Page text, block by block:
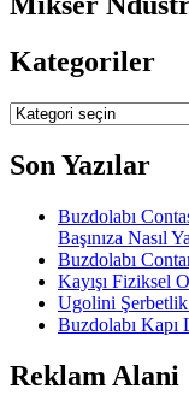
Kategoriler
Kategoriler
Son Yazılar
Buzdolabı
Başınıza Nasıl
Buzdolabı
Kayışı Fiziksel
Ugolini Şerbetlik
Buzdolabı Kapı
Reklam Alani